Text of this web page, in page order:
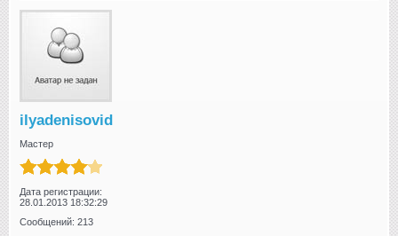
ilyadenisovid
Мастер
Дата регистрации:
28.01.2013 18:32:29
Сообщений: 213